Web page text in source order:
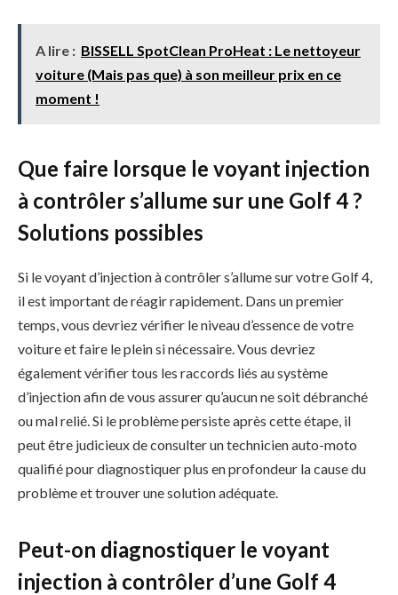
A lire : BISSELL SpotClean ProHeat : Le nettoyeur
voiture (Mais pas que) à son meilleur prix en ce
moment !
Que faire lorsque le voyant injection
à contrôler s’allume sur une Golf 4 ?
Solutions possibles
Si le voyant d’injection à contrôler s’allume sur votre Golf 4,
il est important de réagir rapidement. Dans un premier
temps, vous devriez vérifier le niveau d’essence de votre
voiture et faire le plein si nécessaire. Vous devriez
également vérifier tous les raccords liés au système
d’injection afin de vous assurer qu’aucun ne soit débranché
ou mal relié. Si le problème persiste après cette étape, il
peut être judicieux de consulter un technicien auto-moto
qualifié pour diagnostiquer plus en profondeur la cause du
problème et trouver une solution adéquate.
Peut-on diagnostiquer le voyant
injection à contrôler d’une Golf 4